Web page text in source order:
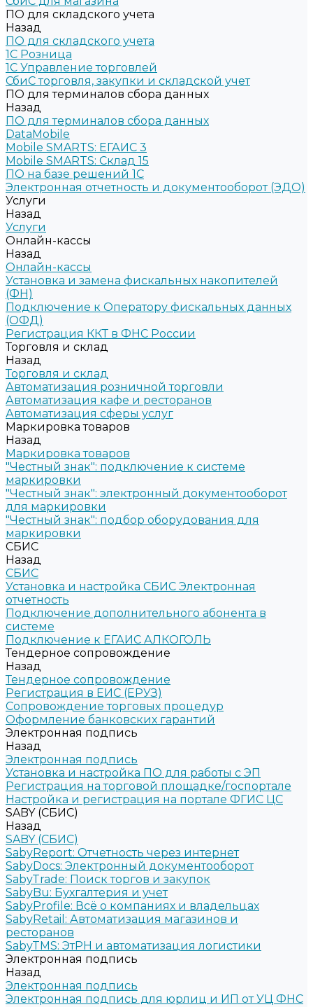
ПО для складского учета
Назад
ПО для складского учета
1C Розница
1С Управление торговлей
СбиС торговля, закупки и складской учет
ПО для терминалов сбора данных
Назад
ПО для терминалов сбора данных
DataMobile
Mobile SMARTS: ЕГАИС 3
Mobile SMARTS: Склад 15
ПО на базе решений 1С
Электронная отчетность и документооборот (ЭДО)
Услуги
Назад
Услуги
Онлайн-кассы
Назад
Онлайн-кассы
Установка и замена фискальных накопителей
(ФН)
Подключение к Оператору фискальных данных
(ОФД)
Регистрация ККТ в ФНС России
Торговля и склад
Назад
Торговля и склад
Автоматизация розничной торговли
Автоматизация кафе и ресторанов
Автоматизация сферы услуг
Маркировка товаров
Назад
Маркировка товаров
"Честный знак": подключение к системе
маркировки
"Честный знак": электронный документооборот
для маркировки
"Честный знак": подбор оборудования для
маркировки
СБИС
Назад
СБИС
Установка и настройка СБИС Электронная
отчетность
Подключение дополнительного абонента в
системе
Подключение к ЕГАИС АЛКОГОЛЬ
Тендерное сопровождение
Назад
Тендерное сопровождение
Регистрация в ЕИС (ЕРУЗ)
Сопровождение торговых процедур
Оформление банковских гарантий
Электронная подпись
Назад
Электронная подпись
Установка и настройка ПО для работы с ЭП
Регистрация на торговой площадке/госпортале
Настройка и регистрация на портале ФГИС ЦС
SABY (СБИС)
Назад
SABY (СБИС)
SabyReport: Отчетность через интернет
SabyDocs: Электронный документооборот
SabyTrade: Поиск торгов и закупок
SabyBu: Бухгалтерия и учет
SabyProfile: Всё о компаниях и владельцах
SabyRetail: Автоматизация магазинов и
ресторанов
SabyTMS: ЭтРН и автоматизация логистики
Электронная подпись
Назад
Электронная подпись
Электронная подпись для юрлиц и ИП от УЦ ФНС